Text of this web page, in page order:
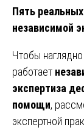
Пять
независимой
Чтобы
работает
экспертиза
помощи,
экспертной